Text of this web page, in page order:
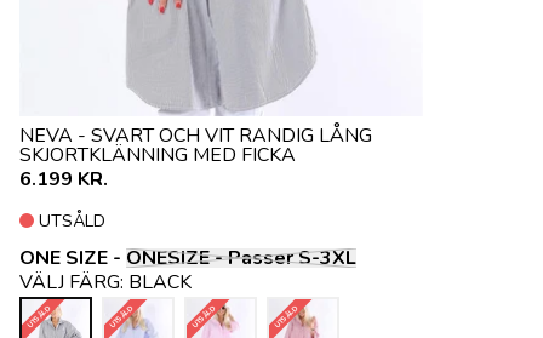
NEVA - SVART OCH VIT RANDIG LÅNG
SKJORTKLÄNNING MED FICKA
ONE SIZE - ONESIZE - Passer S-3XL
UTSÅLD
6.199 KR.
VÄLJ FÄRG: BLACK
UTSÅLD UTSÅLD UTSÅLD UTSÅLD